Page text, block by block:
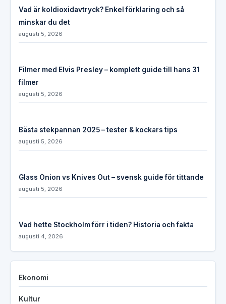
Vad är koldioxidavtryck? Enkel förklaring och så
minskar du det
augusti 5, 2026
Filmer med Elvis Presley – komplett guide till hans 31
filmer
augusti 5, 2026
Bästa stekpannan 2025 – tester & kockars tips
augusti 5, 2026
Glass Onion vs Knives Out – svensk guide för tittande
augusti 5, 2026
Vad hette Stockholm förr i tiden? Historia och fakta
augusti 4, 2026
Ekonomi
Kultur